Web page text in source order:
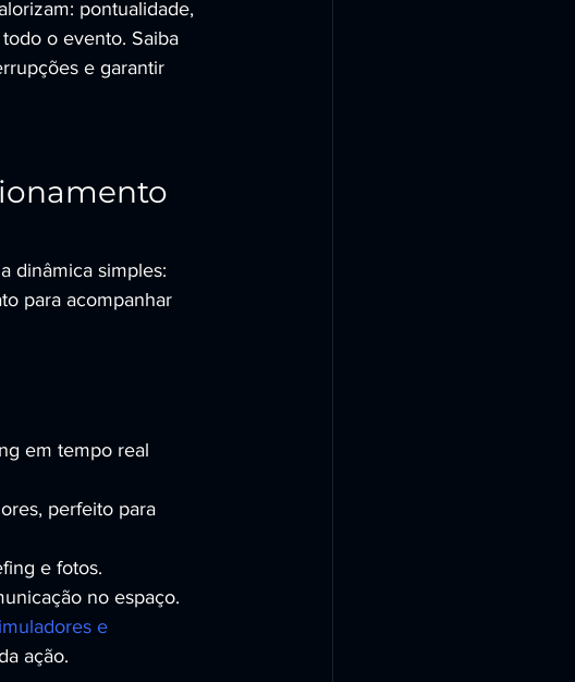
pontualidade,
o evento. Saiba
e garantir
dinâmica simples:
para acompanhar
em tempo real
perfeito para
e fotos.
no espaço.
e
ação.